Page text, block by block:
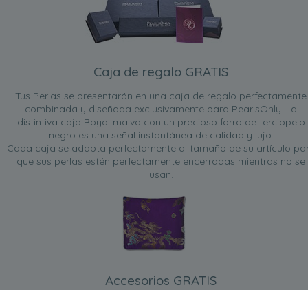
Caja de regalo GRATIS
Tus Perlas se presentarán en una caja de regalo perfectamente
combinada y diseñada exclusivamente para PearlsOnly. La
distintiva caja Royal malva con un precioso forro de terciopelo
negro es una señal instantánea de calidad y lujo.
Cada caja se adapta perfectamente al tamaño de su artículo
que sus perlas estén perfectamente encerradas mientras no se
usan.
Accesorios GRATIS